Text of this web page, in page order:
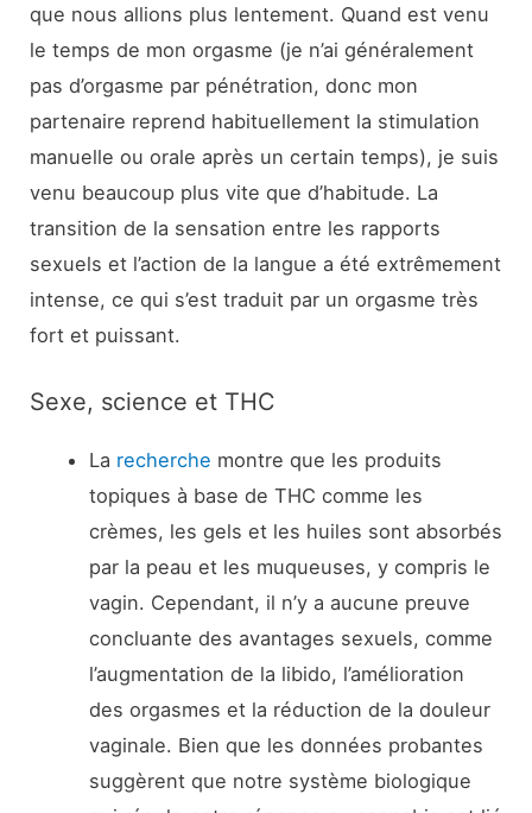
que nous allions plus lentement. Quand est venu
le temps de mon orgasme (je n’ai généralement
pas d’orgasme par pénétration, donc mon
partenaire reprend habituellement la stimulation
manuelle ou orale après un certain temps), je suis
venu beaucoup plus vite que d’habitude. La
transition de la sensation entre les rapports
sexuels et l’action de la langue a été extrêmement
intense, ce qui s’est traduit par un orgasme très
fort et puissant.
Sexe, science et THC
La recherche montre que les produits
topiques à base de THC comme les
crèmes, les gels et les huiles sont absorbés
par la peau et les muqueuses, y compris le
vagin. Cependant, il n’y a aucune preuve
concluante des avantages sexuels, comme
l’augmentation de la libido, l’amélioration
des orgasmes et la réduction de la douleur
vaginale. Bien que les données probantes
suggèrent que notre système biologique